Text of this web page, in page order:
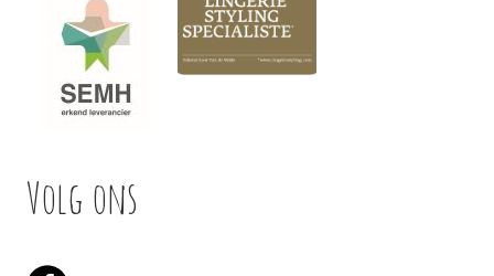
Volg ons